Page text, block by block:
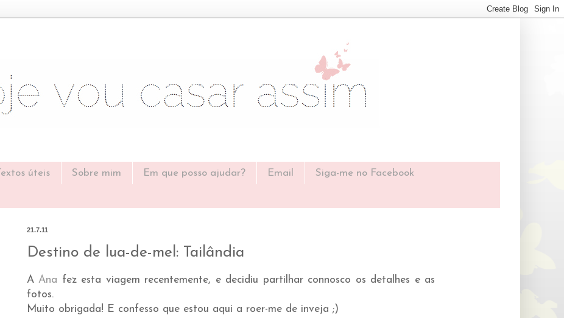
Textos úteis Sobre mim Em que posso ajudar? Email Siga-me no Facebook
21.7.11
Destino de lua-de-mel: Tailândia
AAna fez esta viagem recentemente, e decidiu partilhar connosco os detalhes e as
fotos.
Muito obrigada! E confesso que estou aqui a roer-me de inveja ;)